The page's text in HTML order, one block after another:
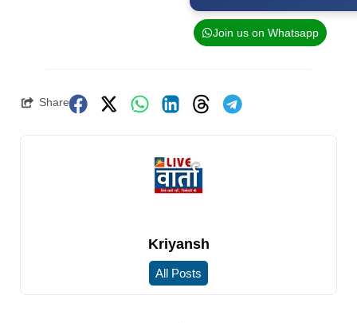
Join us on Whatsapp
Share
Kriyansh
All Posts